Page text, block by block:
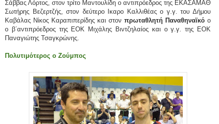
Σάββας Λόρτος, στον τρίτο Μαντουλίδη ο αντιπρόεδρος της ΕΚΑΣΑΜΑΘ
Σωτήρης Βεζερτζής, στον δεύτερο Ικαρο Καλλιθέας ο γ.γ. του Δήμου
Καβάλας Νίκος Καραπιπερίδης και στον πρωταθλητή Παναθηναϊκό ο
ο β΄αντιπρόεδρος της ΕΟΚ Μιχάλης Βιντζηλαίος και ο γ.γ. της ΕΟΚ
Παναγιώτης Τσαγκρώνης.
Πολυτιμότερος ο Ζούμπος